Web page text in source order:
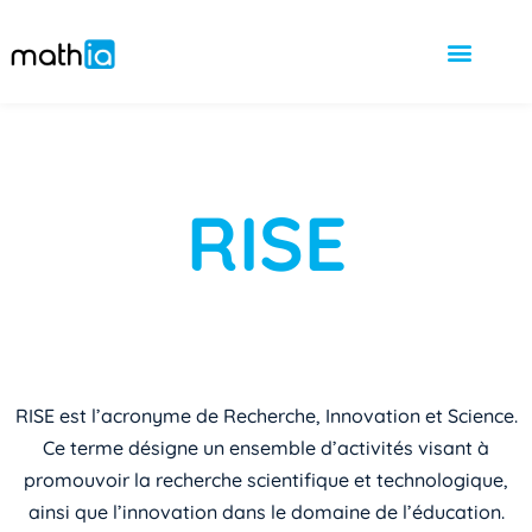
RISE
RISE est l’acronyme de Recherche, Innovation et Science.
Ce terme désigne un ensemble d’activités visant à
promouvoir la recherche scientifique et technologique,
ainsi que l’innovation dans le domaine de l’éducation.